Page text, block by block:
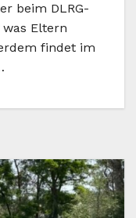
beim DLRG-
Eltern
findet im